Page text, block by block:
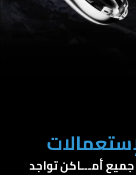
أمـــاكن تواجد